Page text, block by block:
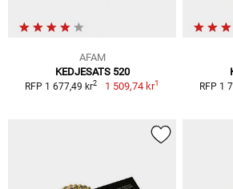
AFAM
KEDJESATS 520
RFP 1 677,49 kr2 1 509,74 kr1 RFP 1